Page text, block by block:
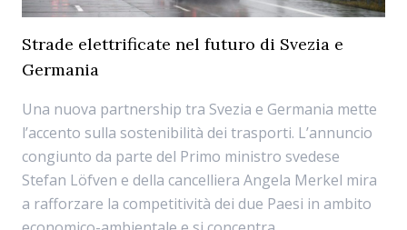
Strade elettrificate nel futuro di Svezia e
Germania
Una nuova partnership tra Svezia e Germania mette
l’accento sulla sostenibilità dei trasporti. L’annuncio
congiunto da parte del Primo ministro svedese
Stefan Löfven e della cancelliera Angela Merkel mira
a rafforzare la competitività dei due Paesi in ambito